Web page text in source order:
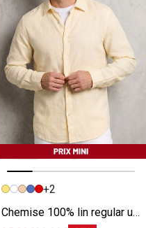
Image précédente
Image suivante
+2
Chemise 100% lin regular unie